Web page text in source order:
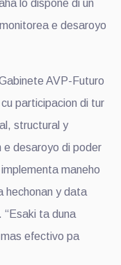
lo dispone di un
e desaroyo
AVP-Futuro
participacion di tur
structural y
e desaroyo di poder
maneho
hechonan y data
“Esaki ta duna
efectivo pa